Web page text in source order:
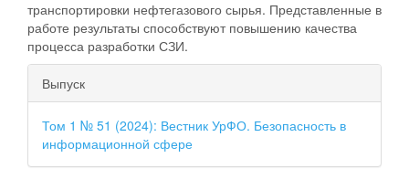
транспортировки нефтегазового сырья. Представленные в
работе результаты способствуют повышению качества
процесса разработки СЗИ.
Выпуск
Том 1 № 51 (2024): Вестник УрФО. Безопасность в
информационной сфере